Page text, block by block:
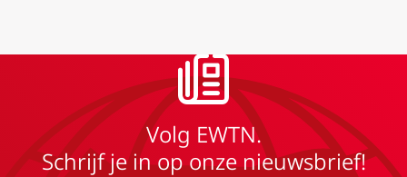
Volg EWTN.
Schrijf je in op onze nieuwsbrief!